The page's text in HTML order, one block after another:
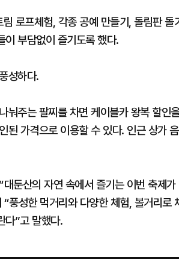
로프체험, 각종 공예 만들기, 돌림판
이 부담없이 즐기도록 했다.
성하다.
눠주는 팔찌를 차면 케이블카 왕복 할인
가격으로 이용할 수 있다. 인근 상가
대둔산의 자연 속에서 즐기는 이번 축제
“풍성한 먹거리와 다양한 체험, 볼거리로
다”고 말했다.